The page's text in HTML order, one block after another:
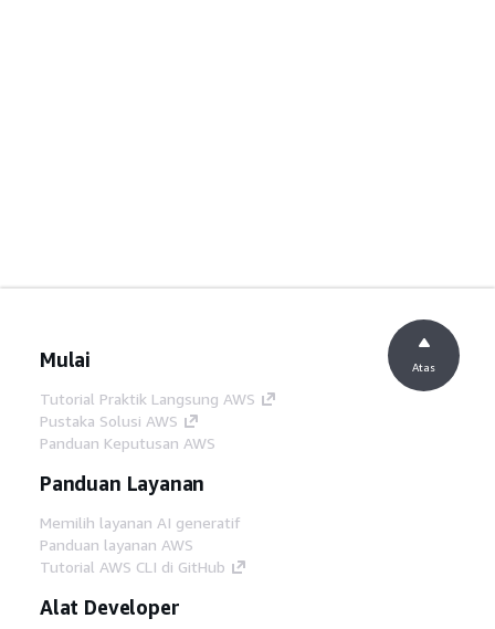
Mulai
Tutorial Praktik Langsung AWS
Pustaka Solusi AWS
Panduan Keputusan AWS
Panduan Layanan
Memilih layanan AI generatif
Panduan layanan AWS
Tutorial AWS CLI di GitHub
Alat Developer
Atas